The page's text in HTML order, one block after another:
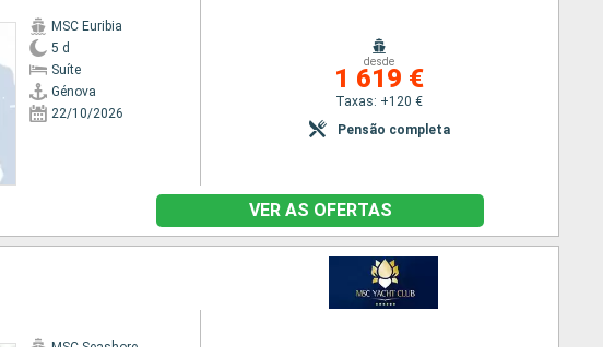
MSC Euribia
5 d
Suíte
Génova
22/10/2026
desde
1 619 €
Taxas: +120 €
Pensão completa
VER AS OFERTAS